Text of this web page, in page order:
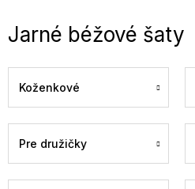
Jarné béžové šaty
Koženkové
Pre družičky